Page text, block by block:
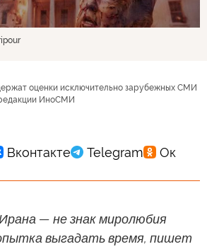
оценки исключительно зарубежных СМИ
ИноСМИ
— не знак миролюбия
выгадать время, пишет